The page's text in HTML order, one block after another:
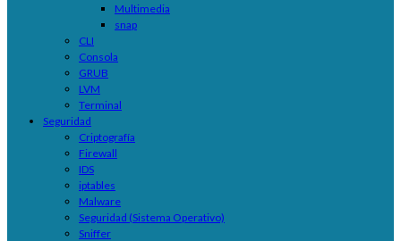
Multimedia
snap
CLI
Consola
GRUB
LVM
Terminal
Seguridad
Criptografía
Firewall
IDS
iptables
Malware
Seguridad (Sistema Operativo)
Sniffer